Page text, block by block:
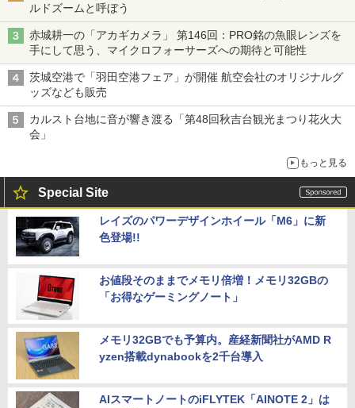
ルドズームと呼ぼう
赤城耕一の「アカギカメラ」 第146回：PRO銘の魚眼レンズを
手にして思う、マイクロフォーサーズへの期待と可能性
茨城空港で「羽田空港フェア」が開催 航空会社のオリジナルグ
ッズなども販売
カルスト台地に音が響き渡る「第48回秋吉台観光まつり花火大
会」
もっと見る
Special Site
レイズのパワーデザインホイール「M6」に新
色登場!!
お値段そのままでメモリ倍増！メモリ32GBの
「お得なゲーミングノート」
メモリ32GBでも予算内。産経新聞社がAMD R
yzen搭載dynabookを2千台導入
AIスマートノートのiFLYTEK「AINOTE 2」は